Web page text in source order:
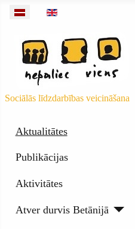
Izvēlieties valodu
Sociālās līdzdarbības veicināšana
Aktualitātes
Publikācijas
Aktivitātes
Atver durvis Betānijā